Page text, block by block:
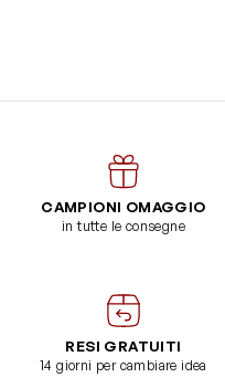
CAMPIONI OMAGGIO
in tutte le consegne
RESI GRATUITI
14 giorni per cambiare idea